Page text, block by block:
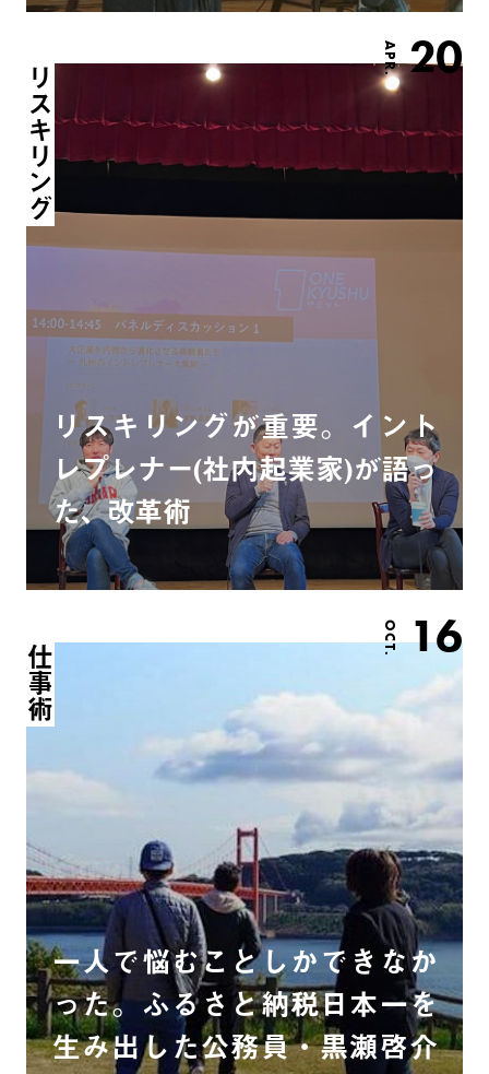
APR. 20
リスキリング
リスキリングが重要。イント
レプレナー(社内起業家)が語っ
た、改革術
OCT. 16
仕事術
一人で悩むことしかできなか
った。ふるさと納税日本一を
生み出した公務員・黒瀬啓介